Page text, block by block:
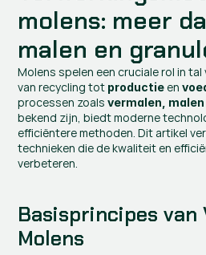
molens: meer
malen en
Molens spelen een cruciale rol in tal
van recycling tot productie en
processen zoals vermalen,
bekend zijn, biedt moderne
efficiëntere methoden. Dit artikel
technieken die de kwaliteit en
verbeteren.
Basisprincipes van
Molens